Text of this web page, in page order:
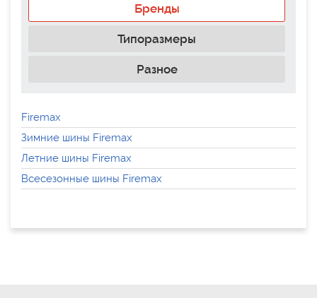
Бренды
Типоразмеры
Разное
Firemax
Зимние шины Firemax
Летние шины Firemax
Всесезонные шины Firemax